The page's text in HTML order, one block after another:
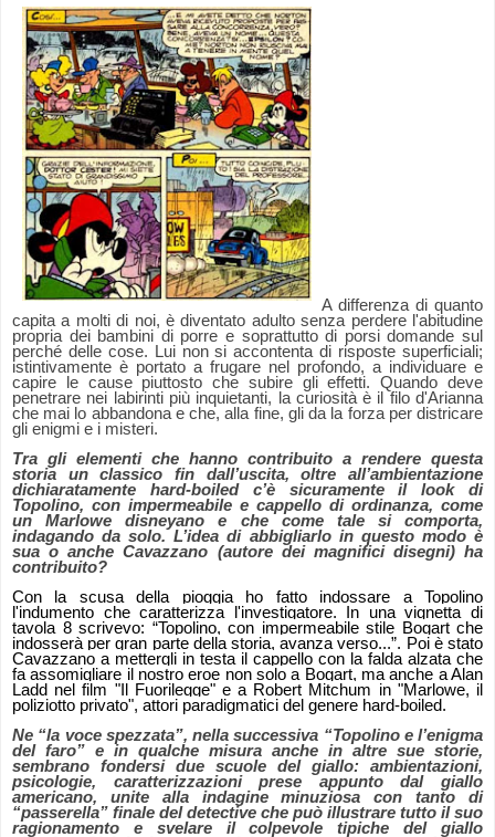
A differenza di quanto
capita a molti di noi, è diventato adulto senza perdere l'abitudine
propria dei bambini di porre e soprattutto di porsi domande sul
perché delle cose. Lui non si accontenta di risposte superficiali;
istintivamente è portato a frugare nel profondo, a individuare e
capire le cause piuttosto che subire gli effetti.
Quando deve
penetrare nei labirinti più inquietanti, la curiosità è il filo d'Arianna
che mai lo abbandona e che, alla fine, gli da la forza per districare
gli enigmi e i misteri.
Tra gli elementi che hanno contribuito a rendere questa
storia un classico fin dall’uscita, oltre all’ambientazione
dichiaratamente hard-boiled c’è sicuramente il look di
Topolino, con impermeabile e cappello di ordinanza, come
un Marlowe disneyano e che come tale si comporta,
indagando da solo. L’idea di abbigliarlo in questo modo è
sua o anche Cavazzano (autore dei magnifici disegni) ha
contribuito?
Con la scusa della pioggia ho fatto indossare a Topolino
l'indumento che caratterizza l'investigatore. In una vignetta di
tavola 8 scrivevo: “Topolino, con impermeabile stile Bogart che
indosserà per gran parte della storia, avanza verso...”. Poi è stato
Cavazzano a mettergli in testa il cappello con la falda alzata che
fa assomigliare il nostro eroe non solo a Bogart, ma anche a Alan
Ladd nel film "Il Fuorilegge" e a Robert Mitchum in "Marlowe, il
poliziotto privato", attori paradigmatici del genere hard-boiled.
Ne “la voce spezzata”, nella successiva “Topolino e l’enigma
del faro” e in qualche misura anche in altre sue storie,
sembrano fondersi due scuole del giallo: ambientazioni,
psicologie, caratterizzazioni prese appunto dal giallo
americano, unite alla indagine minuziosa con tanto di
“passerella” finale del detective che può illustrare tutto il suo
ragionamento e svelare il colpevole tipiche del giallo